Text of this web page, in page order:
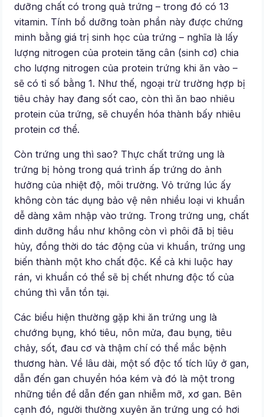
dưỡng chất có trong quả trứng – trong đó có 13
vitamin. Tính bổ dưỡng toàn phần này được chứng
minh bằng giá trị sinh học của trứng – nghĩa là lấy
lượng nitrogen của protein tăng cân (sinh cơ) chia
cho lượng nitrogen của protein trứng khi ăn vào –
sẽ có tỉ số bằng 1. Như thế, ngoại trừ trường hợp bị
tiêu chảy hay đang sốt cao, còn thì ăn bao nhiêu
protein của trứng, sẽ chuyển hóa thành bấy nhiêu
protein cơ thể.
Còn trứng ung thì sao? Thực chất trứng ung là
trứng bị hỏng trong quá trình ấp trứng do ảnh
hưởng của nhiệt độ, môi trường. Vỏ trứng lúc ấy
không còn tác dụng bảo vệ nên nhiều loại vi khuẩn
dễ dàng xâm nhập vào trứng. Trong trứng ung, chất
dinh dưỡng hầu như không còn vì phôi đã bị tiêu
hủy, đồng thời do tác động của vi khuẩn, trứng ung
biến thành một kho chất độc. Kể cả khi luộc hay
rán, vi khuẩn có thể sẽ bị chết nhưng độc tố của
chúng thì vẫn tồn tại.
Các biểu hiện thường gặp khi ăn trứng ung là
chướng bụng, khó tiêu, nôn mửa, đau bụng, tiêu
chảy, sốt, đau cơ và thậm chí có thể mắc bệnh
thương hàn. Về lâu dài, một số độc tố tích lũy ở gan,
dẫn đến gan chuyển hóa kém và đó là một trong
những tiền đề dẫn đến gan nhiễm mỡ, xơ gan. Bên
cạnh đó, người thường xuyên ăn trứng ung có hơi